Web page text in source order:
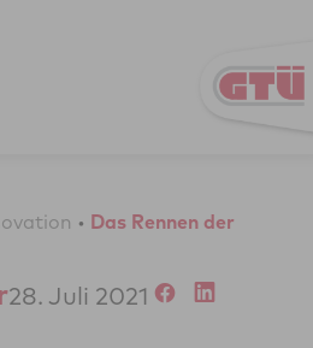
• Das Rennen der
28. Juli 2021